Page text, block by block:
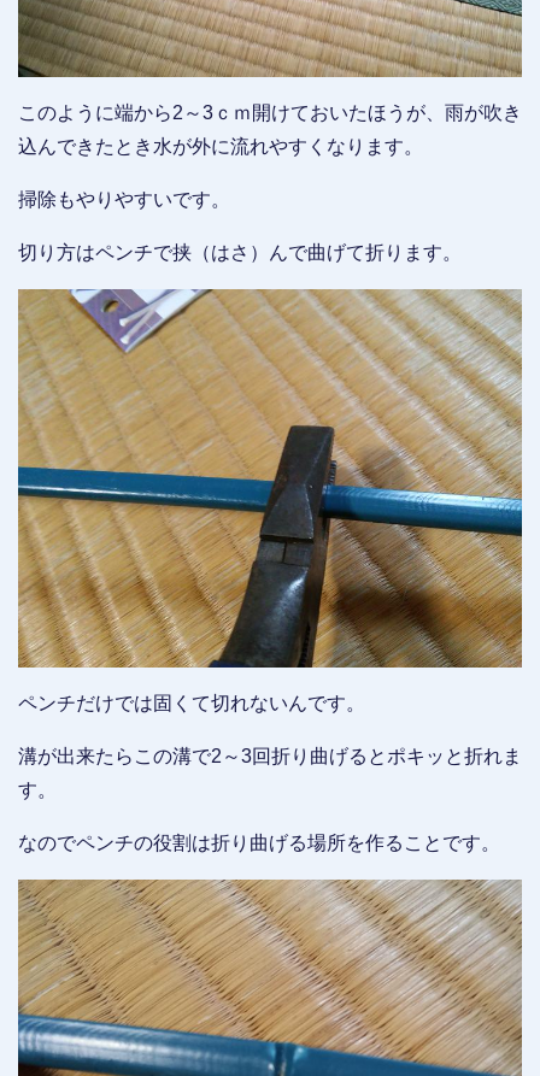
このように端から2～3ｃｍ開けておいたほうが、雨が吹き
込んできたとき水が外に流れやすくなります。
掃除もやりやすいです。
切り方はペンチで挟（はさ）んで曲げて折ります。
ペンチだけでは固くて切れないんです。
溝が出来たらこの溝で2～3回折り曲げるとポキッと折れま
す。
なのでペンチの役割は折り曲げる場所を作ることです。